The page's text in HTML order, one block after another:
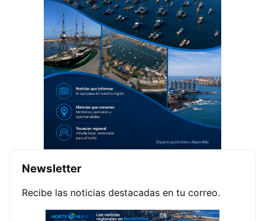
Newsletter
Recibe las noticias destacadas en tu correo.